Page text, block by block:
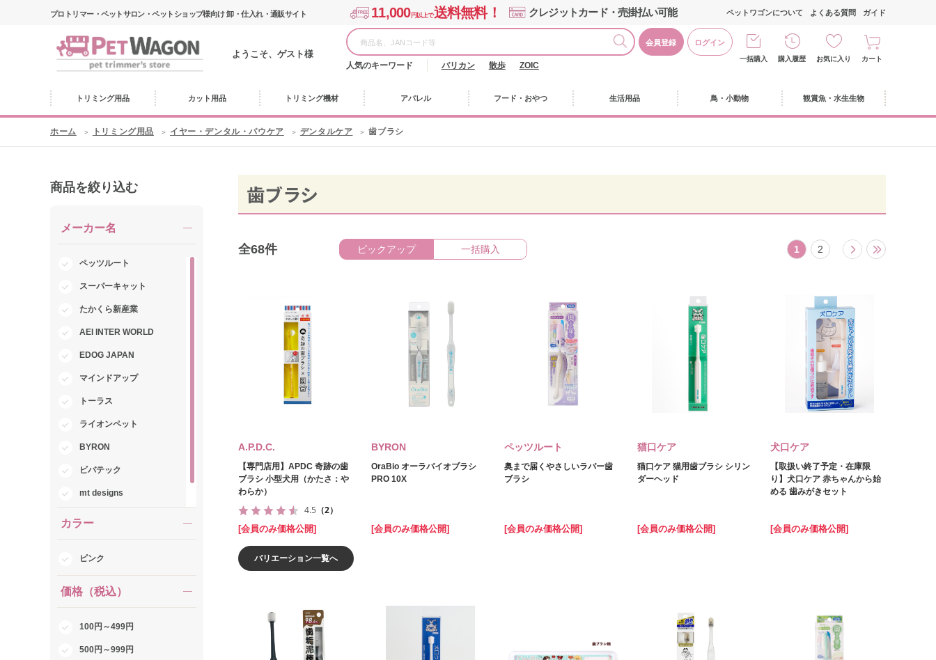
プロトリマー・ペットサロン・ペットショップ様向け 卸・仕入れ・通販サイト 11,000円以上で送料無料！ クレジットカード・売掛払い可能
ようこそ、ゲスト様
会員登録 ログイン
人気のキーワード バリカン 散歩 ZOIC
ペットワゴンについて よくある質問 ガイド
一括購入 購入履歴 お気に入り カート
トリミング用品 カット用品 トリミング機材 アパレル フード・おやつ 生活用品 鳥・小動物 観賞魚・水生生物
ホーム トリミング用品 イヤー・デンタル・パウケア デンタルケア 歯ブラシ
商品を絞り込む
メーカー名
ペッツルート
スーパーキャット
たかくら新産業
AEI INTER WORLD
EDOG JAPAN
マインドアップ
トーラス
ライオンペット
BYRON
ビバテック
mt designs
カラー
ピンク
価格（税込）
100円～499円
500円～999円
歯ブラシ
全68件 ピックアップ 一括購入 1 2
A.P.D.C.
【専門店用】APDC 奇跡の歯
ブラシ 小型犬用（かたさ：や
わらか）
4.5 （2）
[会員のみ価格公開]
バリエーション一覧へ
BYRON
OraBio オーラバイオブラシ
PRO 10X
[会員のみ価格公開]
ペッツルート
奥まで届くやさしいラバー歯
ブラシ
[会員のみ価格公開]
猫口ケア
猫口ケア 猫用歯ブラシ シリン
ダーヘッド
[会員のみ価格公開]
犬口ケア
【取扱い終了予定・在庫限
り】犬口ケア 赤ちゃんから始
める 歯みがきセット
[会員のみ価格公開]